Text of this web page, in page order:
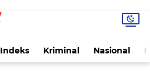
Indeks Kriminal Nasional